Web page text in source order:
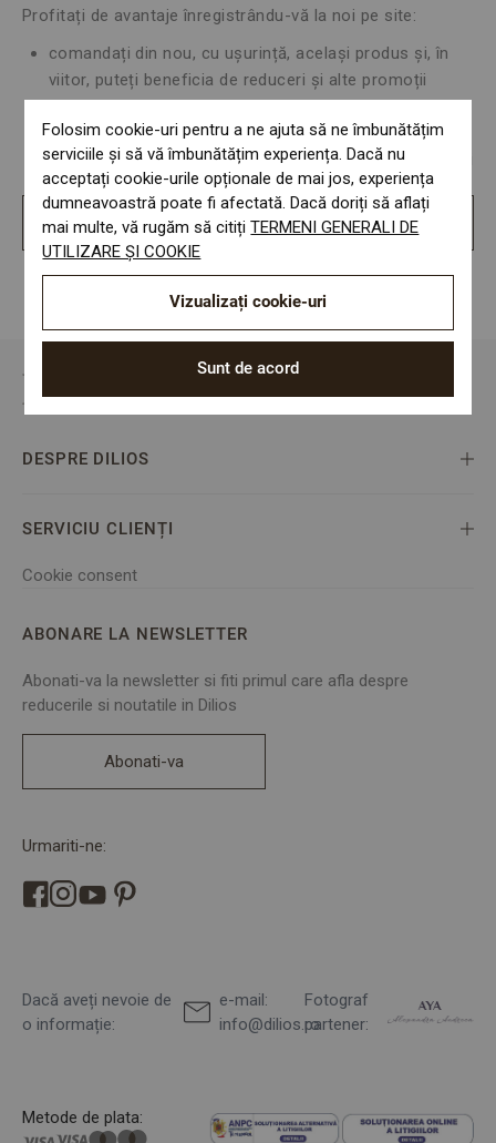
Profitați de avantaje înregistrându-vă la noi pe site:
comandați din nou, cu ușurință, același produs și, în
viitor, puteți beneficia de reduceri și alte promoții
reduceri în funcție de istoricul comezilor
schimbarea datelor personale
adăugarea diferitelor opțiuni de livrare și alte informații
Inregistrare noua
DESPRE DILIOS
SERVICIU CLIENȚI
Cookie consent
ABONARE LA NEWSLETTER
Abonati-va la newsletter si fiti primul care afla despre
reducerile si noutatile in Dilios
Abonati-va
Urmariti-ne:
Dacă aveți nevoie de
o informație:
e-mail:
info@dilios.ro
Fotograf
partener:
Metode de plata:
Folosim cookie-uri pentru a ne ajuta să ne îmbunătățim
serviciile și să vă îmbunătățim experiența. Dacă nu
acceptați cookie-urile opționale de mai jos, experiența
dumneavoastră poate fi afectată. Dacă doriți să aflați
mai multe, vă rugăm să citițiTERMENI GENERALI DE
UTILIZARE ȘI COOKIE
Sunt de acord
Vizualizați cookie-uri